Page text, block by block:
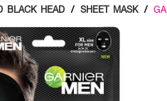
BLACK HEAD / SHEET MASK /